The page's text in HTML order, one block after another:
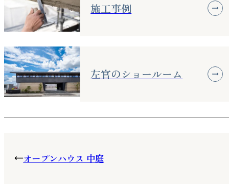
施工事例
左官のショールーム
オープンハウス 中庭